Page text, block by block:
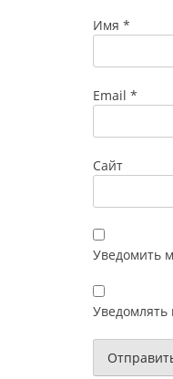
Имя *
Email *
Сайт
Уведомить
Уведомлять